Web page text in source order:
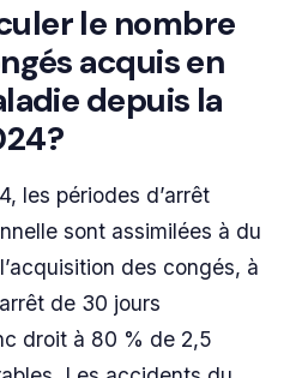
le nombre
acquis en
depuis la
les périodes d’arrêt
sont assimilées à du
des congés, à
de 30 jours
droit à 80 % de 2,5